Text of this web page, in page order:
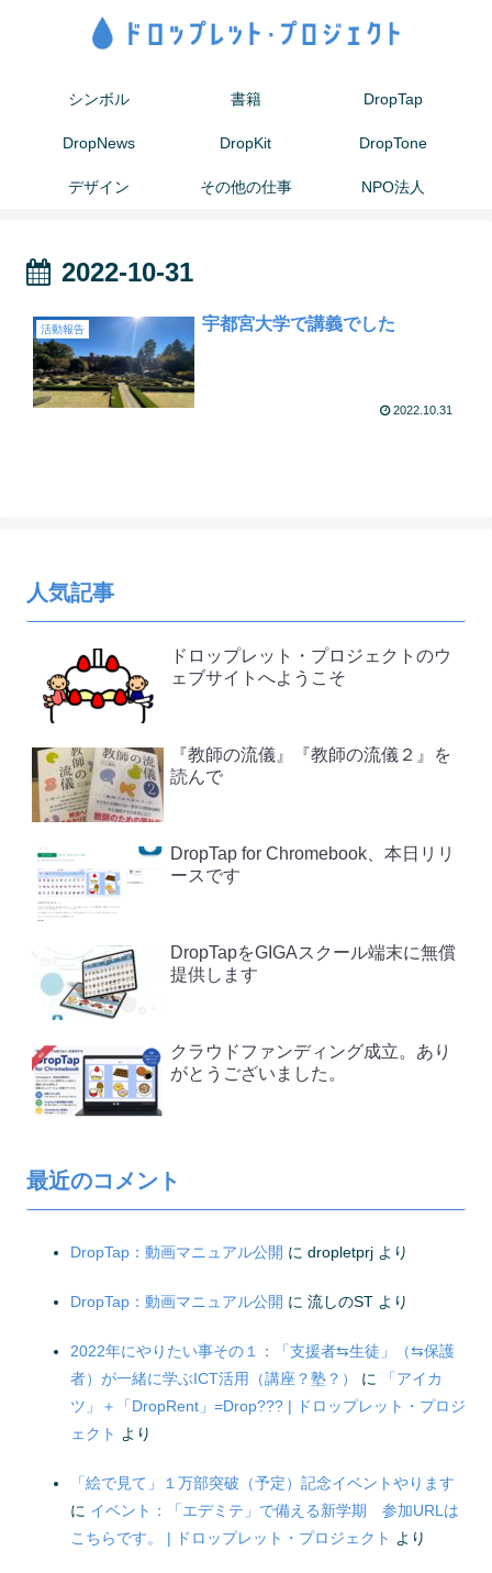
シンボル 書籍 DropTap
DropNews DropKit DropTone
デザイン その他の仕事 NPO法人
2022-10-31
活動報告 宇都宮大学で講義でした
2022.10.31
人気記事
ドロップレット・プロジェクトのウ
ェブサイトへようこそ
『教師の流儀』『教師の流儀２』を
読んで
DropTap for Chromebook、本日リリ
ースです
DropTapをGIGAスクール端末に無償
提供します
クラウドファンディング成立。あり
がとうございました。
最近のコメント
DropTap：動画マニュアル公開 に dropletprj より
DropTap：動画マニュアル公開 に 流しのST より
2022年にやりたい事その１：「支援者⇆生徒」（⇆保護
者）が一緒に学ぶICT活用（講座？塾？）
に
「アイカ
ツ」＋「DropRent」=Drop??? | ドロップレット・プロジ
ェクト より
「絵で見て」１万部突破（予定）記念イベントやります
に イベント：「エデミテ」で備える新学期 参加URLは
こちらです。 | ドロップレット・プロジェクト より